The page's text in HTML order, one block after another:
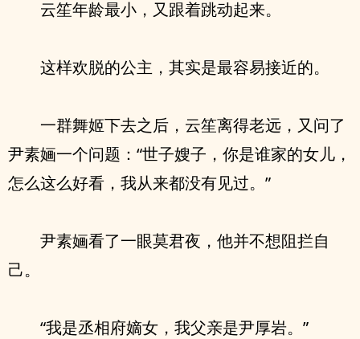
云笙年龄最小，又跟着跳动起来。
这样欢脱的公主，其实是最容易接近的。
一群舞姬下去之后，云笙离得老远，又问了
尹素婳一个问题：“世子嫂子，你是谁家的女儿，
怎么这么好看，我从来都没有见过。”
尹素婳看了一眼莫君夜，他并不想阻拦自
己。
“我是丞相府嫡女，我父亲是尹厚岩。”